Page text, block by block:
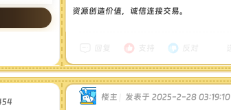
22
4
资源创造价值，诚信连接交易。
楼主 发表于 2025-2-28 03:19:10